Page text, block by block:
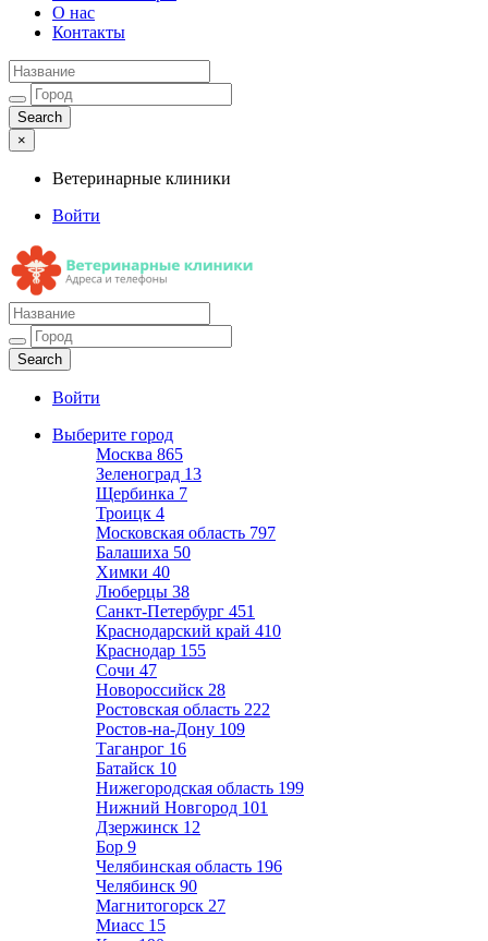
О нас
Контакты
×
Ветеринарные клиники
Войти
Ветеринарные клиники
Адреса и телефоны
Войти
Выберите город
Москва 865
Зеленоград 13
Щербинка 7
Троицк 4
Московская область 797
Балашиха 50
Химки 40
Люберцы 38
Санкт-Петербург 451
Краснодарский край 410
Краснодар 155
Сочи 47
Новороссийск 28
Ростовская область 222
Ростов-на-Дону 109
Таганрог 16
Батайск 10
Нижегородская область 199
Нижний Новгород 101
Дзержинск 12
Бор 9
Челябинская область 196
Челябинск 90
Магнитогорск 27
Миасс 15